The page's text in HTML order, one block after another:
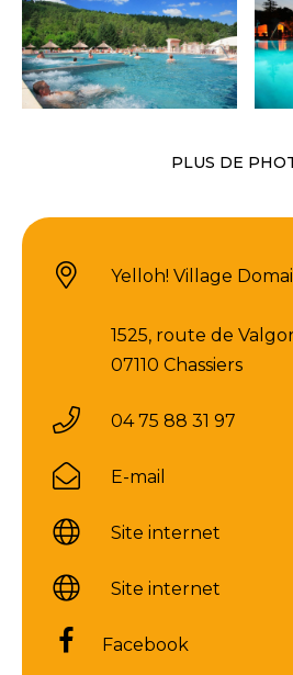
PLUS DE
Yelloh! Village
1525, route de
07110 Chassiers
04 75 88 31 97
E-mail
Site internet
Site internet
Facebook